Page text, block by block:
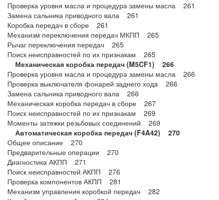
Проверка уровня масла и процедура замены масла 261
Замена сальника приводного вала 261
Коробка передач в сборе 261
Механизм переключения передач МКПП 265
Рычаг переключения передач 265
Поиск неисправностей по их признакам 265
Механическая коробка передач (M5CF1) 266
Проверка уровня масла и процедура замены масла 266
Проверка выключателя фонарей заднего хода 266
Замена сальника приводного вала 266
Механическая коробка передач в сборе 267
Поиск неисправностей по их признакам 269
Моменты затяжки резьбовых соединений 269
Автоматическая коробка передач (F4A42) 270
Общее описание 270
Предварительные операции 270
Диагностика АКПП 271
Поиск неисправностей АКПП 276
Проверка компонентов АКПП 281
Механизм управления коробкой передач 282